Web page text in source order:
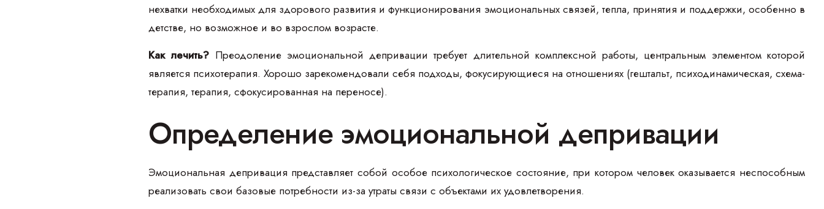
нехватки необходимых для здорового развития и функционирования эмоциональных связей, тепла, принятия и поддержки, особенно в
детстве, но возможное и во взрослом возрасте.
Как лечить? Преодоление эмоциональной депривации требует длительной комплексной работы, центральным элементом которой
является психотерапия. Хорошо зарекомендовали себя подходы, фокусирующиеся на отношениях (гештальт, психодинамическая, схема-
терапия, терапия, сфокусированная на переносе).
Определение эмоциональной депривации
Эмоциональная депривация представляет собой особое психологическое состояние, при котором человек оказывается неспособным
реализовать свои базовые потребности из-за утраты связи с объектами их удовлетворения.